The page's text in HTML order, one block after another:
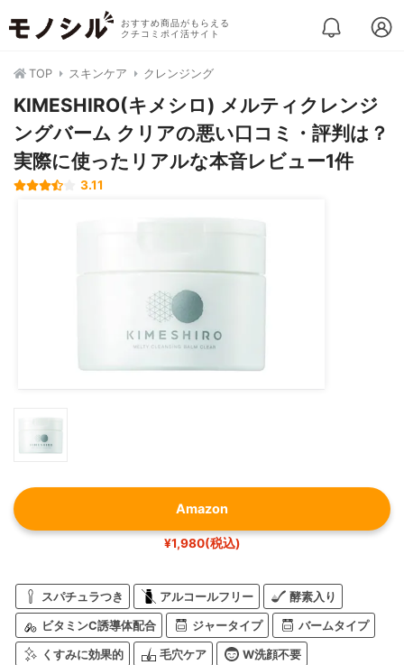
おすすめ商品がもらえる
クチコミポイ活サイト
TOP スキンケア クレンジング
KIMESHIRO(キメシロ) メルティクレンジ
ングバーム クリアの悪い口コミ・評判は？
実際に使ったリアルな本音レビュー1件
3.11
Amazon
¥1,980(税込)
スパチュラつき アルコールフリー 酵素入り
ビタミンC誘導体配合 ジャータイプ バームタイプ
くすみに効果的 毛穴ケア W洗顔不要